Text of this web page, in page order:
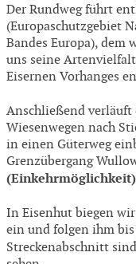
Der Rundweg führt
(Europaschutzgebiet
Bandes Europa), dem
uns seine
Eisernen Vorhanges
Anschließend verläuft
Wiesenwegen nach
in einen Güterweg
Grenzübergang
(Einkehrmöglichkeit)
In Eisenhut biegen
ein und folgen ihm
Streckenabschnitt sind